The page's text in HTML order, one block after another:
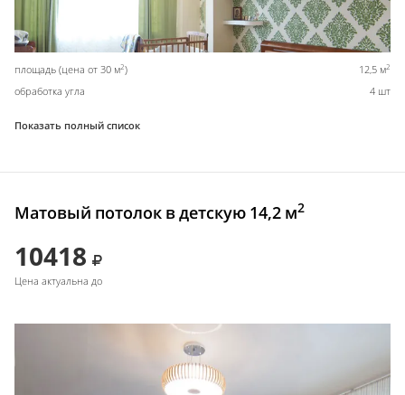
площадь (цена от 30 м2) 12,5 м2
обработка угла 4 шт
Показать полный список
Матовый потолок в детскую 14,2 м2
10418
Цена актуальна до